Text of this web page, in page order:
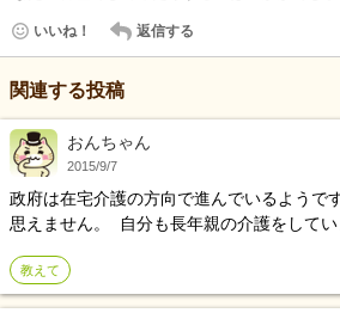
いいね！ 返信する
関連する投稿
おんちゃん
2015/9/7
政府は在宅介護の方向で進んでいるようで
思えません。 自分も長年親の介護をしてい
ショートステイを利用しながら働いていま
（？）で破たんするとか言われていますが
教えて